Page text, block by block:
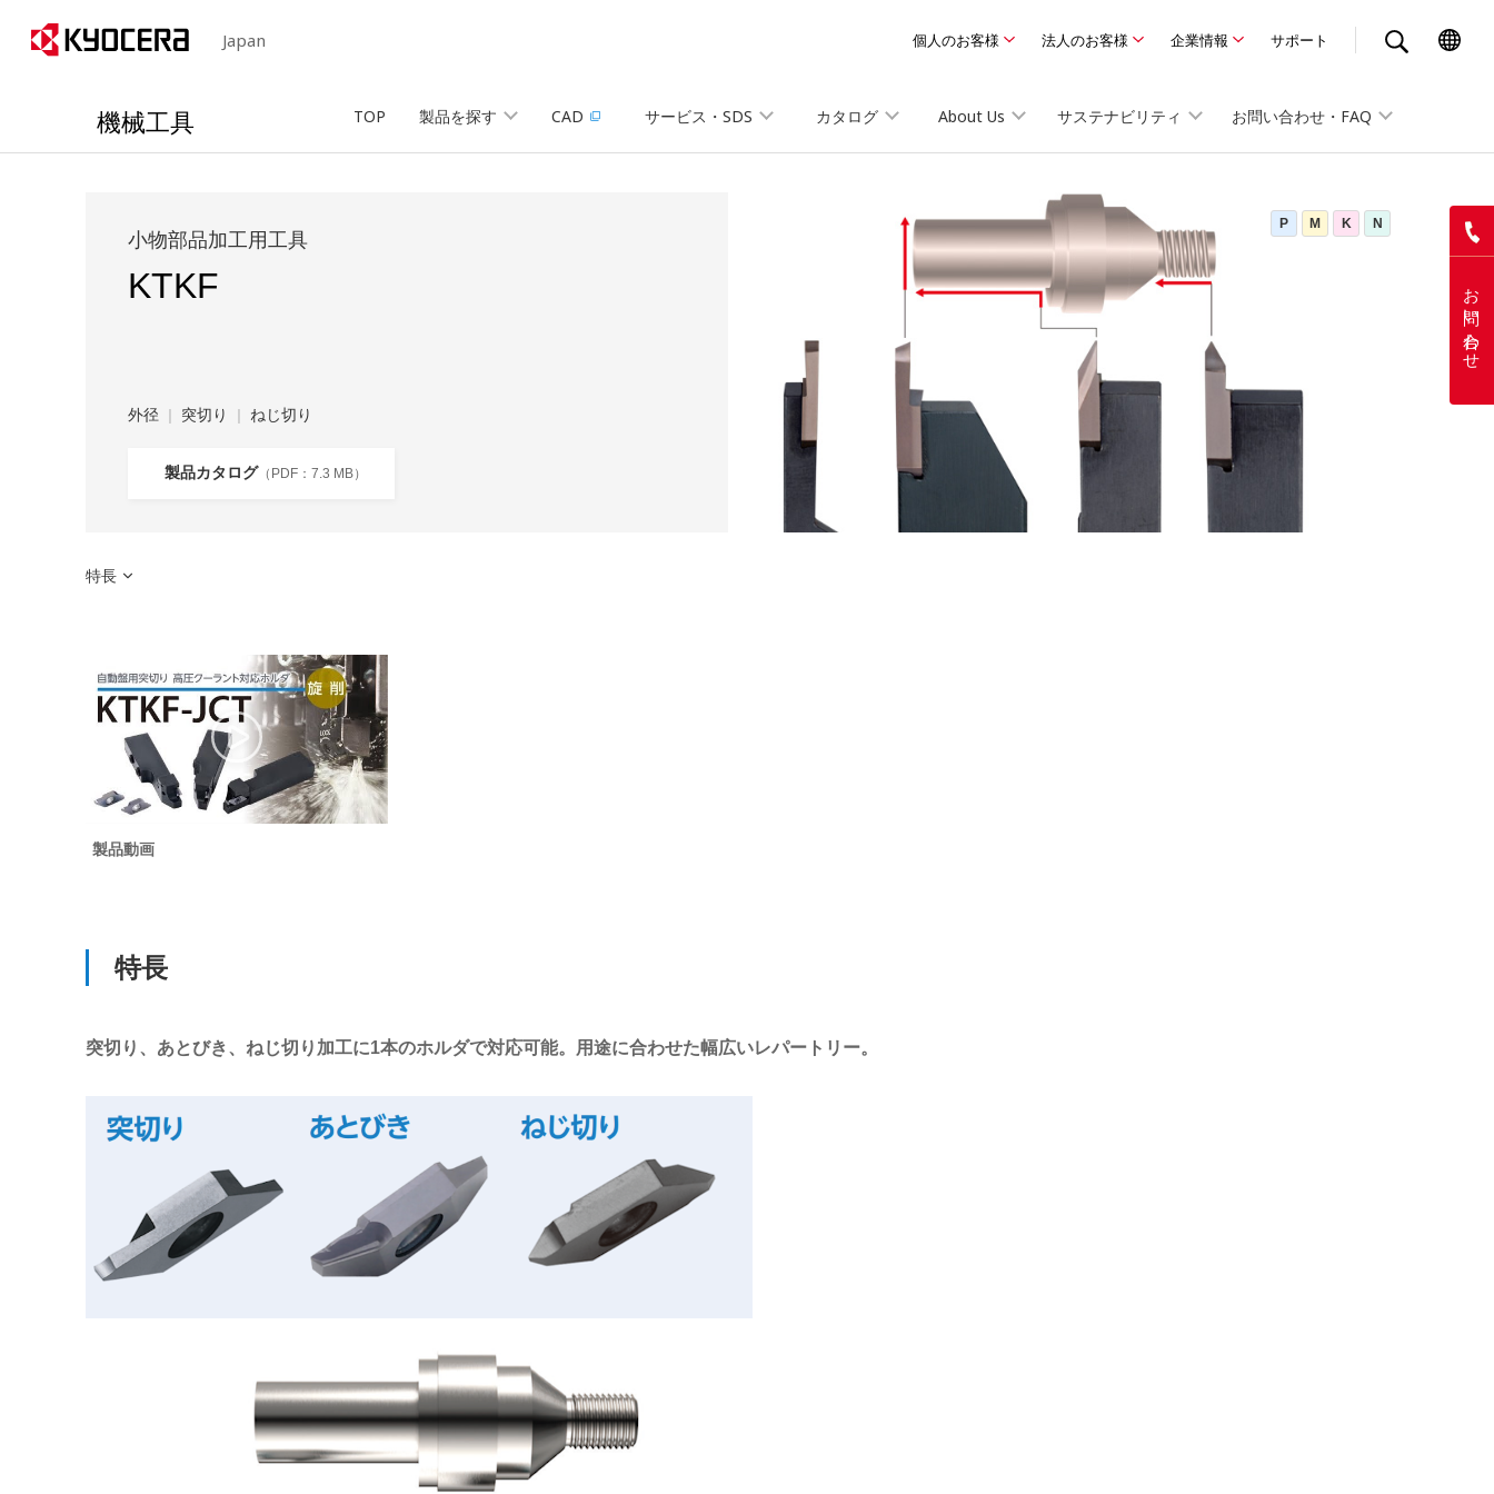
Japan 個人のお客様 法人のお客様 企業情報 サポート
機械工具
お問い合わせ
TOP 製品を探す CAD サービス・SDS カタログ About Us サステナビリティ お問い合わせ・FAQ
P M K N
小物部品加工用工具
KTKF
外径 突切り ねじ切り
製品カタログ 7.3 MB
特長
製品動画
特長
突切り、あとびき、ねじ切り加工に1本のホルダで対応可能。用途に合わせた幅広いレパートリー。